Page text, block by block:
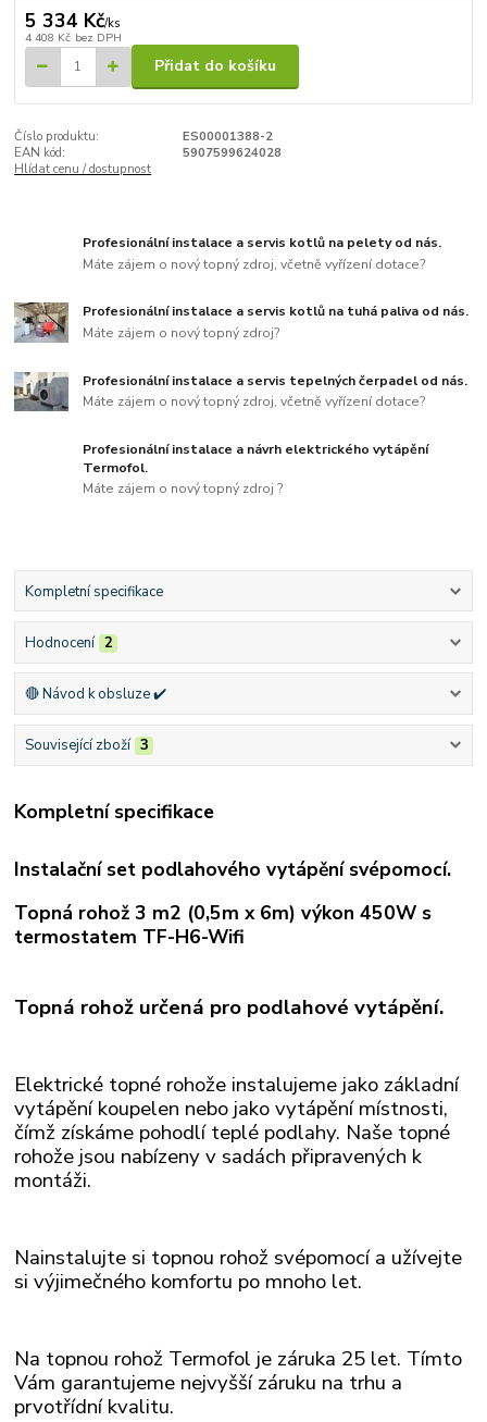
5 334 Kč/ks
4 408 Kč bez DPH
Přidat do košíku
Číslo produktu:
ES00001388-2
EAN kód:
5907599624028
Hlídat cenu / dostupnost
Profesionální instalace a servis kotlů na pelety od nás.
Máte zájem o nový topný zdroj, včetně vyřízení dotace?
Profesionální instalace a servis kotlů na tuhá paliva od nás.
Máte zájem o nový topný zdroj?
Profesionální instalace a servis tepelných čerpadel od nás.
Máte zájem o nový topný zdroj, včetně vyřízení dotace?
Profesionální instalace a návrh elektrického vytápění
Termofol.
Máte zájem o nový topný zdroj ?
Kompletní specifikace
Hodnocení 2
🔴 Návod k obsluze ✔️
Související zboží 3
Kompletní specifikace
Instalační set podlahového vytápění svépomocí.
Topná rohož 3 m2 (0,5m x 6m) výkon 450W s
termostatem TF-H6-Wifi
Topná rohož určená pro podlahové vytápění.
Elektrické topné rohože instalujeme jako základní
vytápění koupelen nebo jako vytápění místnosti,
čímž získáme pohodlí teplé podlahy. Naše topné
rohože jsou nabízeny v sadách připravených k
montáži.
Nainstalujte si topnou rohož svépomocí a užívejte
si výjimečného komfortu po mnoho let.
Na topnou rohož Termofol je záruka 25 let. Tímto
Vám garantujeme nejvyšší záruku na trhu a
prvotřídní kvalitu.